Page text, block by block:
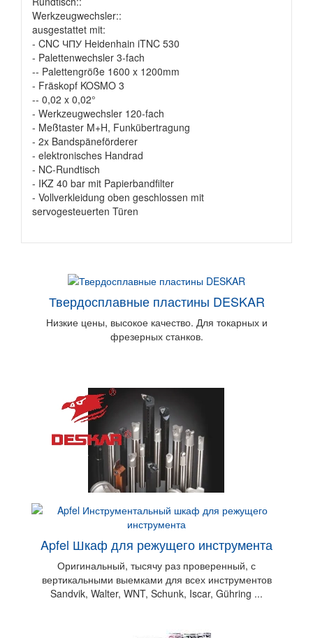
Werkzeugwechsler::
ausgestattet mit:
- CNC ЧПУ Heidenhain iTNC 530
- Palettenwechsler 3-fach
-- Palettengröße 1600 x 1200mm
- Fräskopf KOSMO 3
-- 0,02 x 0,02°
- Werkzeugwechsler 120-fach
- Meßtaster M+H, Funkübertragung
- 2x Bandspäneförderer
- elektronisches Handrad
- NC-Rundtisch
- IKZ 40 bar mit Papierbandfilter
- Vollverkleidung oben geschlossen mit
servogesteuerten Türen
Твердосплавные пластины DESKAR
Низкие цены, высокое качество. Для токарных и
фрезерных станков.
Deskar - Металлорежущий инструмент
для станочного оборудования
Твердосплавные пластины, резцы токарные, cверла
по металлу и д.р.
Apfel Шкаф для режущего инструмента
Оригинальный, тысячу раз проверенный, с
вертикальными выемками для всех инструментов
Sandvik, Walter, WNT, Schunk, Iscar, Gühring ...